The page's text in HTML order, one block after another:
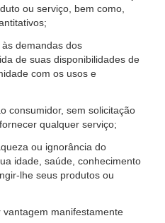
ou serviço, bem como,
demandas dos
de suas disponibilidades de
com os usos e
consumidor, sem solicitação
qualquer serviço;
ou ignorância do
idade, saúde, conhecimento
lhe seus produtos ou
manifestamente